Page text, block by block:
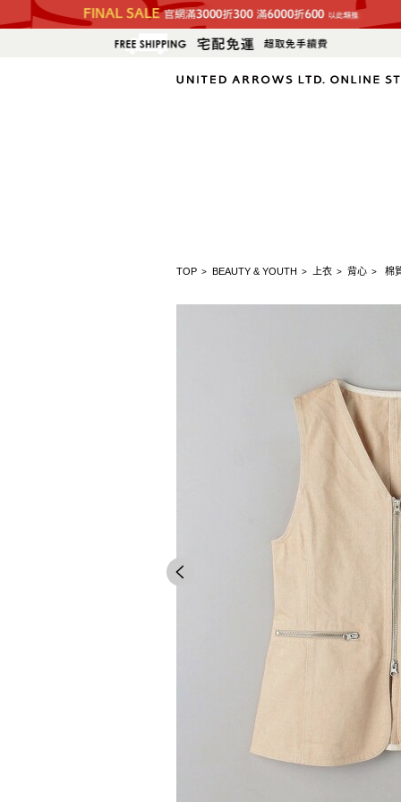
TOP > BEAUTY & YOUTH > 上衣 > 背心 > 棉